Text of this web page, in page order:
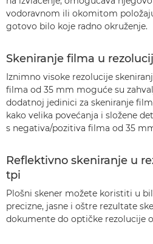
vodoravnom ili okomitom
gotovo bilo koje radno okruženje.
Skeniranje filma u
Iznimno visoke rezolucije
filma od 35 mm moguće su
dodatnoj jedinici za skeniranje
kako velika povećanja i složene
s negativa/pozitiva filma od 35
Reflektivno skeniranje u
tpi
Plošni skener možete koristiti u
precizne, jasne i oštre rezultate
dokumente do optičke rezolucije